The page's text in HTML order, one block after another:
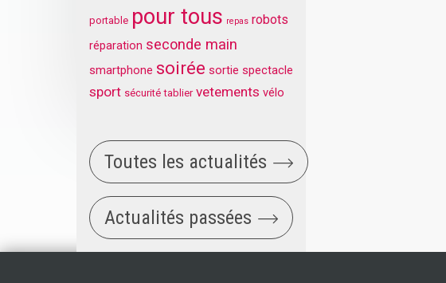
portable pour tous repas robots
réparation seconde main
smartphone soirée sortie spectacle
sport sécurité tablier vetements vélo
Toutes les actualités
Actualités passées